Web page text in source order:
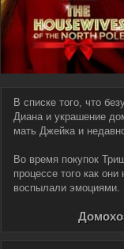
В списке того, что
Диана и украшение
мать Джейка и
Во время покупок
процессе того как
воспылали эмоциями.